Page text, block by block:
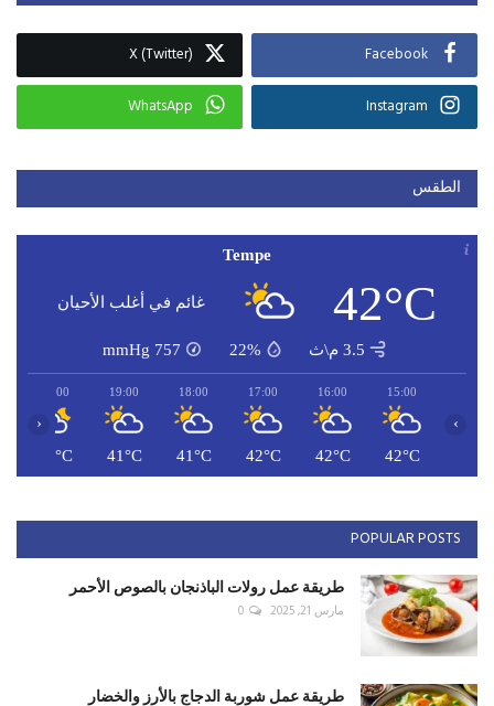
Facebook
X (Twitter)
Instagram
WhatsApp
الطقس
Tempe
42°C غائم في أغلب الأحيان
3.5 م\ث 22%
757
mmHg
15:00
42°C
16:00
42°C
17:00
42°C
18:00
41°C
19:00
41°C
20:00
41°C
‹ ›
POPULAR POSTS
طريقة عمل رولات الباذنجان بالصوص الأحمر
مارس 21, 2025 0
طريقة عمل شوربة الدجاج بالأرز والخضار